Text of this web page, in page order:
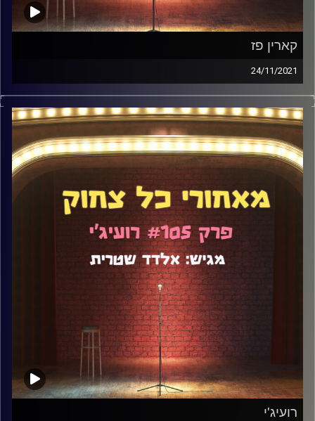
קארין פז
24/11/2021
וואו, זה היה פרק שונה לגמרי מכל 105 הפרקים שקדמו לו.
קארין פז ואני דיברנו על מילים שאסור להגיד, על המוות של
חבר שלה, על הפרעת אישיות נרקיסיסטית (היא מאובחנת), על
התקופה שלה בארה"ב, שם היא נתקעה, במהלך הקורונה, על
כתיבה עם אחרים, על מרמור של סטנדאפיסטים ועוד הרבה.
תכינו את האוזניות.
קרדיט תמונות:אלדד שטרית
רועיג'י